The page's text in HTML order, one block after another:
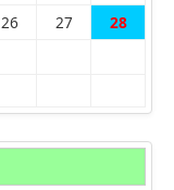
26 27 28